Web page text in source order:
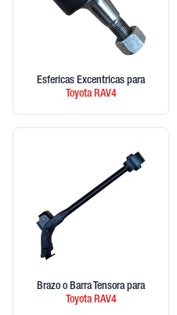
Esfericas Excentricas para
ToyotaRAV4
Brazo o Barra Tensora para
ToyotaRAV4